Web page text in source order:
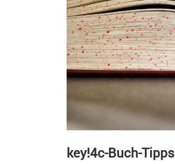
key!4c-Buch-Tipps